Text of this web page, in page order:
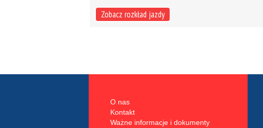
Zobacz rozkład jazdy
O nas
Kontakt
Ważne informacje i dokumenty